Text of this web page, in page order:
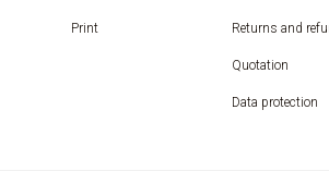
Print Returns and
Quotation
Data protection